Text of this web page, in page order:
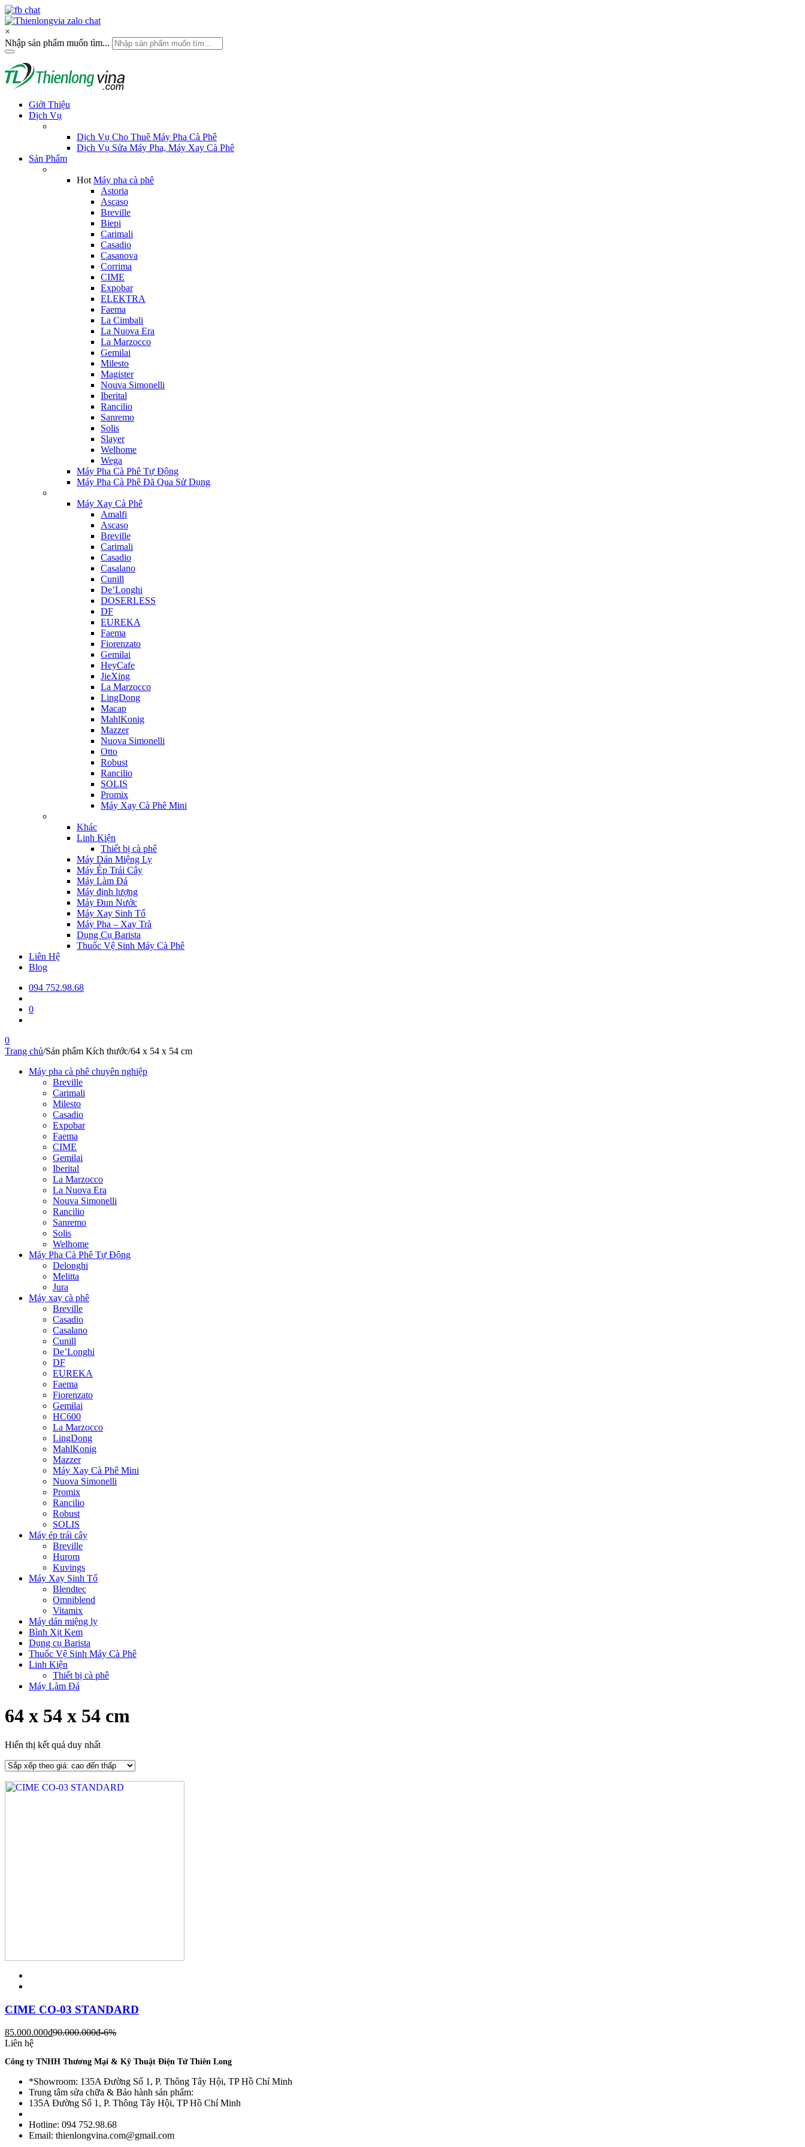
×
Nhập sản phẩm muốn tìm...
Giới Thiệu
Dịch Vụ
Dịch Vụ Cho Thuê Máy Pha Cà Phê
Dịch Vụ Sửa Máy Pha, Máy Xay Cà Phê
Sản Phẩm
Hot Máy pha cà phê
Astoria
Ascaso
Breville
Biepi
Carimali
Casadio
Casanova
Corrima
CIME
Expobar
ELEKTRA
Faema
La Cimbali
La Nuova Era
La Marzocco
Gemilai
Milesto
Magister
Nouva Simonelli
Iberital
Rancilio
Sanremo
Solis
Slayer
Welhome
Wega
Máy Pha Cà Phê Tự Động
Máy Pha Cà Phê Đã Qua Sử Dụng
Máy Xay Cà Phê
Amalfi
Ascaso
Breville
Carimali
Casadio
Casalano
Cunill
De’Longhi
DOSERLESS
DF
EUREKA
Faema
Fiorenzato
Gemilai
HeyCafe
JieXing
La Marzocco
LingDong
Macap
MahlKonig
Mazzer
Nuova Simonelli
Otto
Robust
Rancilio
SOLIS
Promix
Máy Xay Cà Phê Mini
Khác
Linh Kiện
Thiết bị cà phê
Máy Dán Miệng Ly
Máy Ép Trái Cây
Máy Làm Đá
Máy định lượng
Máy Đun Nước
Máy Xay Sinh Tố
Máy Pha – Xay Trà
Dụng Cụ Barista
Thuốc Vệ Sinh Máy Cà Phê
Liên Hệ
Blog
094 752.98.68
0
0
Trang chủ/Sản phẩm Kích thước/64 x 54 x 54 cm
Máy pha cà phê chuyên nghiệp
Breville
Carimali
Milesto
Casadio
Expobar
Faema
CIME
Gemilai
Iberital
La Marzocco
La Nuova Era
Nouva Simonelli
Rancilio
Sanremo
Solis
Welhome
Máy Pha Cà Phê Tự Động
Delonghi
Melitta
Jura
Máy xay cà phê
Breville
Casadio
Casalano
Cunill
De’Longhi
DF
EUREKA
Faema
Fiorenzato
Gemilai
HC600
La Marzocco
LingDong
MahlKonig
Mazzer
Máy Xay Cà Phê Mini
Nuova Simonelli
Promix
Rancilio
Robust
SOLIS
Máy ép trái cây
Breville
Hurom
Kuvings
Máy Xay Sinh Tố
Blendtec
Omniblend
Vitamix
Máy dán miệng ly
Bình Xịt Kem
Dụng cụ Barista
Thuốc Vệ Sinh Máy Cà Phê
Linh Kiện
Thiết bị cà phê
Máy Làm Đá
64 x 54 x 54 cm
Hiển thị kết quả duy nhất
CIME CO-03 STANDARD
85.000.000đ90.000.000đ-6%
Liên hệ
Công ty TNHH Thương Mại & Kỹ Thuật Điện Tử Thiên Long
*Showroom: 135A Đường Số 1, P. Thông Tây Hội, TP Hồ Chí Minh
Trung tâm sửa chữa & Bảo hành sản phẩm:
135A Đường Số 1, P. Thông Tây Hội, TP Hồ Chí Minh
Hotline: 094 752.98.68
Email: thienlongvina.com@gmail.com